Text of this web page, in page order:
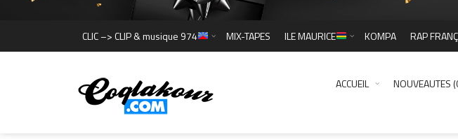
CLIC –> CLIP & musique 974 MIX-TAPES ILE MAURICE KOMPA RAP
ACCUEIL NOUVEAUTES